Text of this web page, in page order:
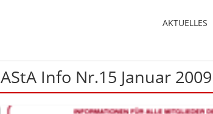
AKTUELLES
AStA Info Nr.15 Januar 2009